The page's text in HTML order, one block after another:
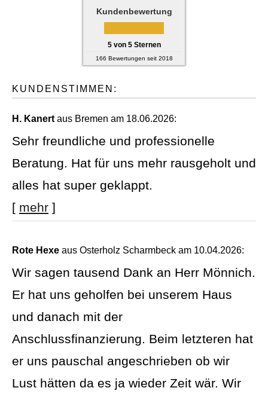
Kundenbewertung
5von 5Sternen
166 Bewertungen seit 2018
KUNDENSTIMMEN:
H. Kanert aus Bremen am 18.06.2026:
Sehr freundliche und professionelle
Beratung. Hat für uns mehr rausgeholt und
alles hat super geklappt.
[ mehr ]
Rote Hexe aus Osterholz Scharmbeck am 10.04.2026:
Wir sagen tausend Dank an Herr Mönnich.
Er hat uns geholfen bei unserem Haus
und danach mit der
Anschlussfinanzierung. Beim letzteren hat
er uns pauschal angeschrieben ob wir
Lust hätten da es ja wieder Zeit wär. Wir